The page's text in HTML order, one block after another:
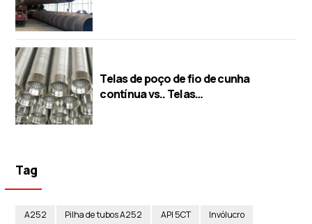
Telas de poço de fio de cunha
contínua vs.. Telas
Tag
A252 Pilha de tubos A252 API 5CT
Invólucro